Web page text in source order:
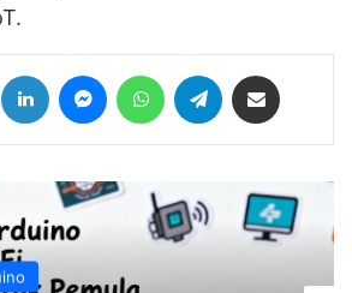
LinkedIn MessengerWhatsAppTelegram